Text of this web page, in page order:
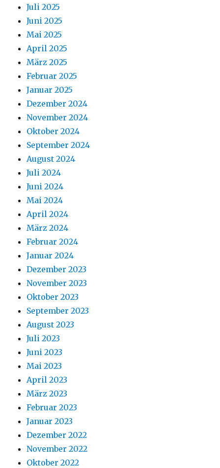
Juli 2025
Juni 2025
Mai 2025
April 2025
März 2025
Februar 2025
Januar 2025
Dezember 2024
November 2024
Oktober 2024
September 2024
August 2024
Juli 2024
Juni 2024
Mai 2024
April 2024
März 2024
Februar 2024
Januar 2024
Dezember 2023
November 2023
Oktober 2023
September 2023
August 2023
Juli 2023
Juni 2023
Mai 2023
April 2023
März 2023
Februar 2023
Januar 2023
Dezember 2022
November 2022
Oktober 2022